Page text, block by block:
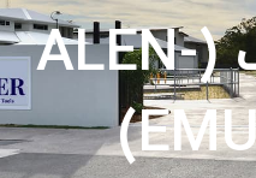
روغن قالب (ALEN-